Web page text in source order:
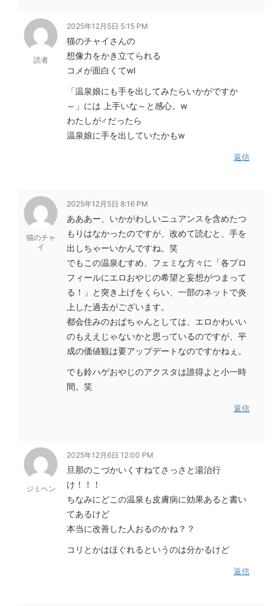
読者
2025年12月5日 5:15 PM
猫のチャイさんの
想像力をかき立てられる
コメが面白くてwI
「温泉娘にも手を出してみたらいかがですか
～」には 上手いな～と感心。w
わたしが♂だったら
温泉娘に手を出していたかもw
返信
猫のチャ
イ
2025年12月5日 8:16 PM
あああー、いかがわしいニュアンスを含めたつ
もりはなかったのですが、改めて読むと、手を
出しちゃーいかんですね。笑
でもこの温泉むすめ、フェミな方々に「各プロ
フィールにエロおやじの希望と妄想がつまって
る！」と突き上げをくらい、一部のネットで炎
上した過去がございます。
都会住みのおばちゃんとしては、エロかわいい
のもええじゃないかと思っているのですが、平
成の価値観は要アップデートなのですかねぇ。
でも鈴ハゲおやじのアクスタは誰得よと小一時
間。笑
返信
ジミヘン
2025年12月6日 12:00 PM
旦那のこづかいくすねてさっさと湯治行
け！！！
ちなみにどこの温泉も皮膚病に効果あると書い
てあるけど
本当に改善した人おるのかね？？
コリとかはほぐれるというのは分かるけど
返信